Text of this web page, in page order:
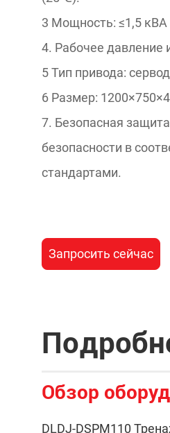
3 Мощность: ≤1,5 кВА
4. Рабочее давление
5 Тип привода:
6 Размер:
7. Безопасная
безопасности в
стандартами.
Запросить сейчас
Обзор
DLDJ-DSPM110